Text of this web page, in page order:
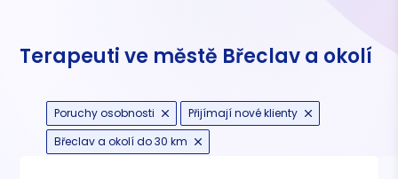
Terapeuti ve městě Břeclav a okolí
Poruchy osobnosti
Přijímají nové klienty
Břeclav a okolí do 30 km